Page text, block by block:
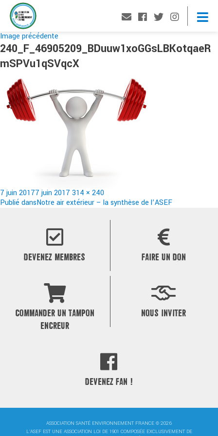
Image précédente
240_F_46905209_BDuuw1xoGGsLBKotqaeR
mSPVu1qSVqcX
Publié
le
7 juin 20177 juin 2017 Taille
réelle
314 × 240
Navigation
Publié dansNotre air extérieur – la synthèse de l’ASEF
DEVENEZ MEMBRES FAIRE UN DON
COMMANDER UN TAMPON
ENCREUR
NOUS INVITER
DEVENEZ FAN !
ASSOCIATION SANTÉ ENVIRONNEMENT FRANCE © 2026
L'ASEF EST UNE ASSOCIATION LOI DE 1901 COMPOSÉE EXCLUSIVEMENT DE